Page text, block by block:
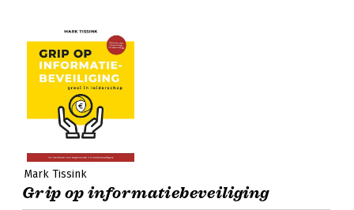
Mark Tissink
Grip op informatiebeveiliging